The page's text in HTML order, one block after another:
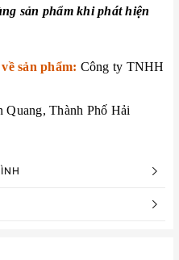
sản phẩm khi phát hiện
sản phẩm: Công ty TNHH
Thành Phố Hải